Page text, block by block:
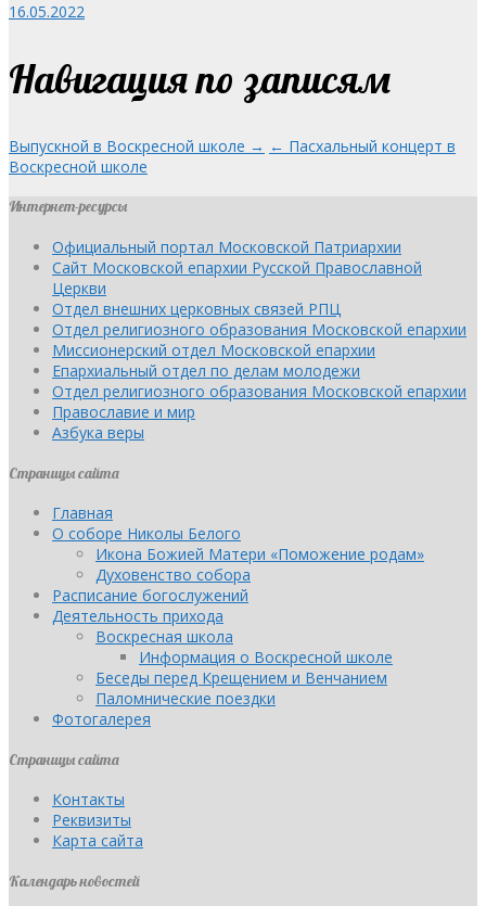
16.05.2022
Навигация по записям
Выпускной в Воскресной школе → ← Пасхальный концерт в
Воскресной школе
Интернет-ресурсы
Официальный портал Московской Патриархии
Сайт Московской епархии Русской Православной
Церкви
Отдел внешних церковных связей РПЦ
Отдел религиозного образования Московской епархии
Миссионерский отдел Московской епархии
Епархиальный отдел по делам молодежи
Отдел религиозного образования Московской епархии
Православие и мир
Азбука веры
Страницы сайта
Главная
О соборе Николы Белого
Икона Божией Матери «Поможение родам»
Духовенство собора
Расписание богослужений
Деятельность прихода
Воскресная школа
Информация о Воскресной школе
Беседы перед Крещением и Венчанием
Паломнические поездки
Фотогалерея
Страницы сайта
Контакты
Реквизиты
Карта сайта
Календарь новостей